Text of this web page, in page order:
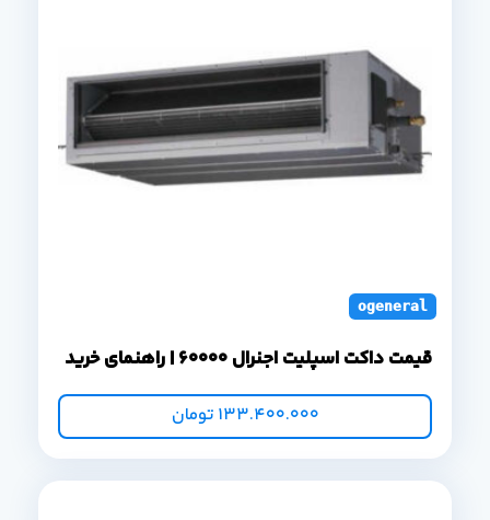
ogeneral duct
قیمت داکت اسپلیت اجنرال 60000 | راهنمای خرید
133.400.000 تومان